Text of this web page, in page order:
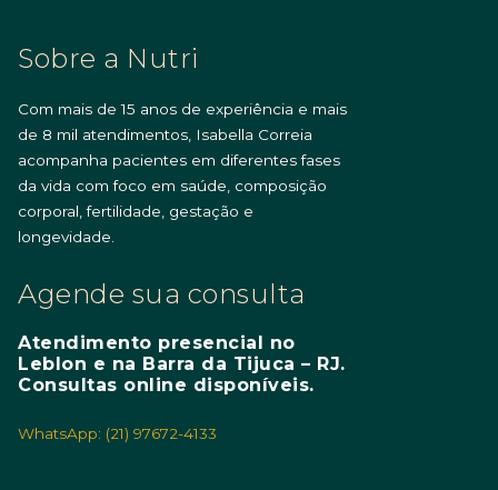
Sobre a Nutri
Com mais de 15 anos de experiência e mais
de 8 mil atendimentos, Isabella Correia
acompanha pacientes em diferentes fases
da vida com foco em saúde, composição
corporal, fertilidade, gestação e
longevidade.
Agende sua consulta
Atendimento presencial no
Leblon e na Barra da Tijuca – RJ.
Consultas online disponíveis.
WhatsApp: (21) 97672-4133